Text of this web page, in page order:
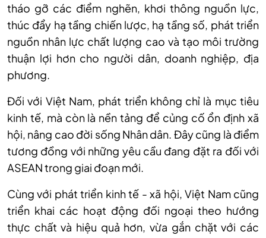
tháo gỡ các điểm nghẽn, khơi thông nguồn lực,
thúc đẩy hạ tầng chiến lược, hạ tầng số, phát triển
nguồn nhân lực chất lượng cao và tạo môi trường
thuận lợi hơn cho người dân, doanh nghiệp, địa
phương.
Đối với Việt Nam, phát triển không chỉ là mục tiêu
kinh tế, mà còn là nền tảng để củng cố ổn định xã
hội, nâng cao đời sống Nhân dân. Đây cũng là điểm
tương đồng với những yêu cầu đang đặt ra đối với
ASEAN trong giai đoạn mới.
Cùng với phát triển kinh tế - xã hội, Việt Nam cũng
triển khai các hoạt động đối ngoại theo hướng
thực chất và hiệu quả hơn, vừa gắn chặt với các